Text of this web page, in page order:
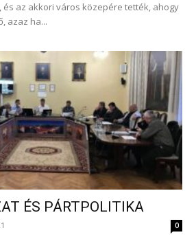
az akkori város közepére tették, ahogy
azaz ha...
ÉS PÁRTPOLITIKA
0